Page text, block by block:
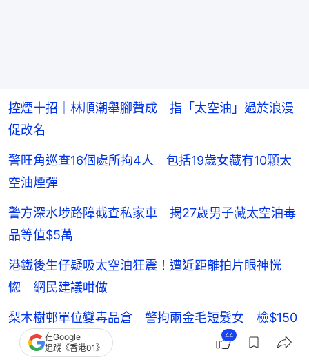
控煙十招｜林順潮舉腳贊成 指「太空油」過於浪漫
促改名
警旺角巡查16個處所拘4人 包括19歲女藏有10顆太
空油煙彈
警方深水埗路障截查私家車 揭27歲男子藏太空油毒
品等值$5萬
港鐵後生仔疑吸太空油狂震！遭近距離拍片眼神恍
惚 網民建議咁做
梨木樹邨單位變毒品倉 警拘兩金毛短髮女 檢$150
萬太空油煙彈等
在Google
追蹤《香港01》
44